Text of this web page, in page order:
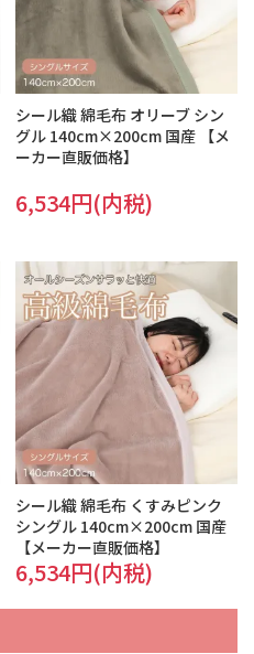
シール織 綿毛布 オリーブ シン
グル 140cm×200cm 国産 【メ
ーカー直販価格】
6,534円(内税)
シール織 綿毛布 くすみピンク
シングル 140cm×200cm 国産
【メーカー直販価格】
6,534円(内税)